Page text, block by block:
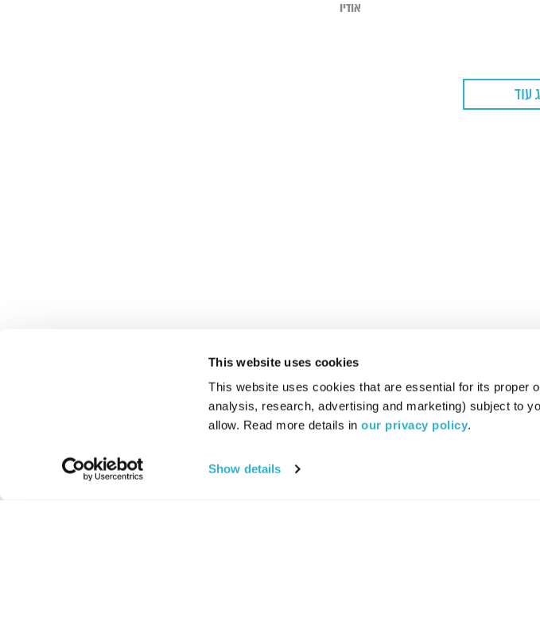
This website uses cookies
This website uses cookies that are essential for its proper
analysis, research, advertising and marketing) subject to
allow. Read more details in our privacy policy.
Show details
אודיו
עוד